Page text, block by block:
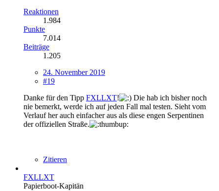
Reaktionen
1.984
Punkte
7.014
Beiträge
1.205
24. November 2019
#19
Danke für den Tipp FXLLXT!
Die hab ich bisher noch
nie bemerkt, werde ich auf jeden Fall mal testen. Sieht vom
Verlauf her auch einfacher aus als diese engen Serpentinen
der offiziellen Straße.
Zitieren
FXLLXT
Papierboot-Kapitän